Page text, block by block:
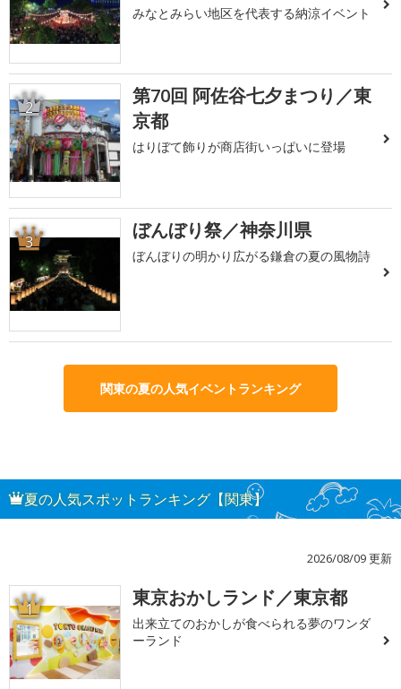
みなとみらい地区を代表する納涼イベント
2
第70回 阿佐谷七夕まつり／東
京都
はりぼて飾りが商店街いっぱいに登場
3 ぼんぼり祭／神奈川県
ぼんぼりの明かり広がる鎌倉の夏の風物詩
関東の夏の人気イベントランキング
夏の人気スポットランキング【関東】
2026/08/09 更新
1 東京おかしランド／東京都
出来立てのおかしが食べられる夢のワンダ
ーランド